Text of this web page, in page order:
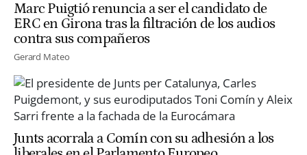
Marc Puigtió renuncia a ser el candidato de
ERC en Girona tras la filtración de los audios
contra sus compañeros
Gerard Mateo
Junts acorrala a Comín con su adhesión a los